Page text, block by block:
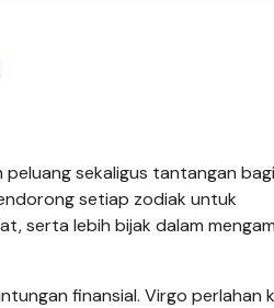
peluang sekaligus tantangan
setiap zodiak untuk
serta lebih bijak dalam
finansial. Virgo perlahan